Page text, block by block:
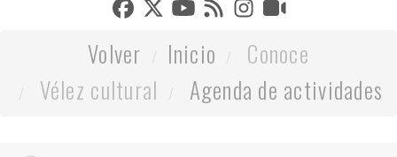
Volver Inicio
Conoce
Vélez cultural
Agenda de actividades